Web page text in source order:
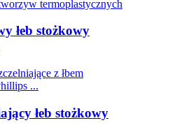
łeb stożkowy
łeb stożkowy